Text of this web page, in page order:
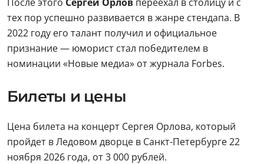
тех пор успешно развивается в жанре стендапа. В
2022 году его талант получил и официальное
признание — юморист стал победителем в
номинации «Новые медиа» от журнала Forbes.
Билеты и цены
Цена билета на концерт Сергея Орлова, который
пройдет в Ледовом дворце в Санкт-Петербурге 22
ноября 2026 года, от 3 000 рублей.